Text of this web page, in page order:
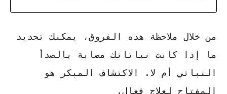
من خلال ملاحظة هذه الفروق، يمكنك تحديد
ما إذا كانت نباتاتك مصابة بالصدأ
النباتي أم لا.
الاكتشاف المبكر هو
المفتاح لعلاج فعال.